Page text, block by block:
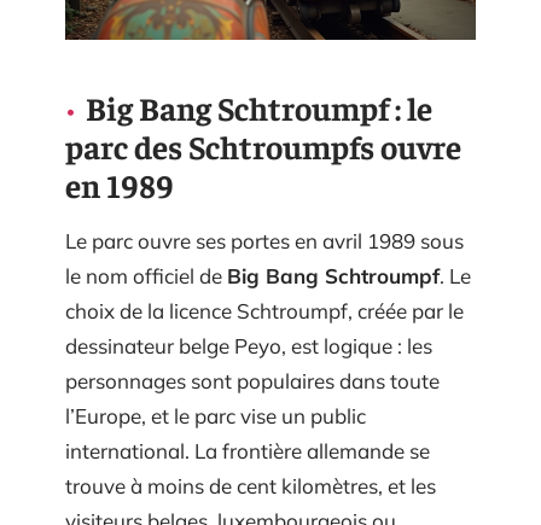
Big Bang Schtroumpf : le
parc des Schtroumpfs ouvre
en 1989
Le parc ouvre ses portes en avril 1989 sous
le nom officiel de Big Bang Schtroumpf. Le
choix de la licence Schtroumpf, créée par le
dessinateur belge Peyo, est logique : les
personnages sont populaires dans toute
l’Europe, et le parc vise un public
international. La frontière allemande se
trouve à moins de cent kilomètres, et les